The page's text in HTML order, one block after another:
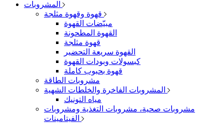
مبيّضات القهوة
القهوة المطحونة
قهوة مثلجة
القهوة سريعة التحضير
كبسولات وبودات القهوة
قهوة بحبوب كاملة
مشروبات الطاقة
مياه التونيك
مشروبات صحية، مشروبات التغذية ومشروبات